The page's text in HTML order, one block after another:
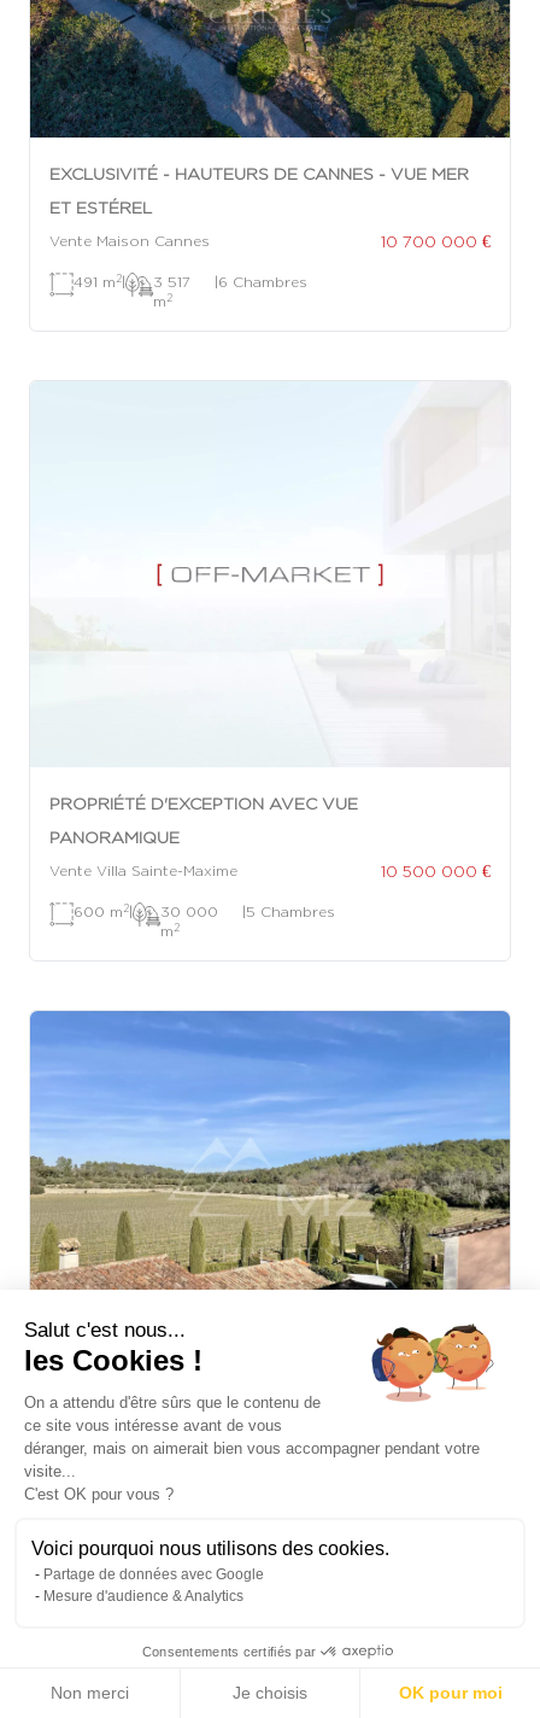
EXCLUSIVITÉ - HAUTEURS DE CANNES - VUE MER
ET ESTÉREL
Vente Maison Cannes 10 700 000 €
491 m 2|
3 517
m 2
|6 Chambres
PROPRIÉTÉ D'EXCEPTION AVEC VUE
PANORAMIQUE
Vente Villa Sainte-Maxime 10 500 000 €
600 m 2|
30 000
m 2
|5 Chambres
BASTIDE DE CHARME AU COEUR DU TERROIR DES
CÔTES DE PROVENCE
Vente Propriété viticole Puget-Ville
1 200 m |
550 000
m 2
Salut c'est nous...
les Cookies !
On a attendu d'être sûrs que le contenu de
ce site vous intéresse avant de vous
déranger, mais on aimerait bien vous accompagner pendant votre
visite...
C'est OK pour vous ?
Voici pourquoi nous utilisons des cookies.
Partage de données avec Google
Mesure d'audience & Analytics
Consentements certifiés par
Non merci Je choisis OK pour moi